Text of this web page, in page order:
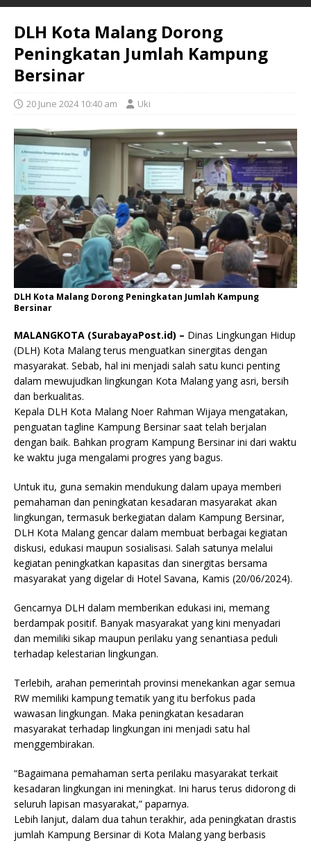
DLH Kota Malang Dorong
Peningkatan Jumlah Kampung
Bersinar
20 June 2024 10:40 am Uki
DLH Kota Malang Dorong Peningkatan Jumlah Kampung
Bersinar
MALANGKOTA (SurabayaPost.id) – Dinas Lingkungan Hidup
(DLH) Kota Malang terus menguatkan sinergitas dengan
masyarakat. Sebab, hal ini menjadi salah satu kunci penting
dalam mewujudkan lingkungan Kota Malang yang asri, bersih
dan berkualitas.
Kepala DLH Kota Malang Noer Rahman Wijaya mengatakan,
penguatan tagline Kampung Bersinar saat telah berjalan
dengan baik. Bahkan program Kampung Bersinar ini dari waktu
ke waktu juga mengalami progres yang bagus.
Untuk itu, guna semakin mendukung dalam upaya memberi
pemahaman dan peningkatan kesadaran masyarakat akan
lingkungan, termasuk berkegiatan dalam Kampung Bersinar,
DLH Kota Malang gencar dalam membuat berbagai kegiatan
diskusi, edukasi maupun sosialisasi. Salah satunya melalui
kegiatan peningkatkan kapasitas dan sinergitas bersama
masyarakat yang digelar di Hotel Savana, Kamis (20/06/2024).
Gencarnya DLH dalam memberikan edukasi ini, memang
berdampak positif. Banyak masyarakat yang kini menyadari
dan memiliki sikap maupun perilaku yang senantiasa peduli
terhadap kelestarian lingkungan.
Terlebih, arahan pemerintah provinsi menekankan agar semua
RW memiliki kampung tematik yang itu berfokus pada
wawasan lingkungan. Maka peningkatan kesadaran
masyarakat terhadap lingkungan ini menjadi satu hal
menggembirakan.
“Bagaimana pemahaman serta perilaku masyarakat terkait
kesadaran lingkungan ini meningkat. Ini harus terus didorong di
seluruh lapisan masyarakat,” paparnya.
Lebih lanjut, dalam dua tahun terakhir, ada peningkatan drastis
jumlah Kampung Bersinar di Kota Malang yang berbasis